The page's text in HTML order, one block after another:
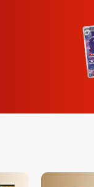
De grootste kortingen
de populairste Pokemon
Bekijk alles